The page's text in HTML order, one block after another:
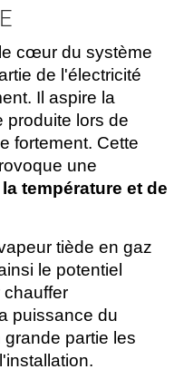
cœur du système
de l'électricité
Il aspire la
produite lors de
fortement. Cette
une
température et de
tiède en gaz
le potentiel
puissance du
partie les